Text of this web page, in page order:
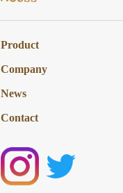
Product
Company
News
Contact